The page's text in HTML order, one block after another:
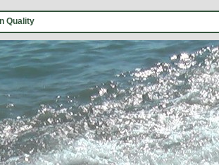
Quality